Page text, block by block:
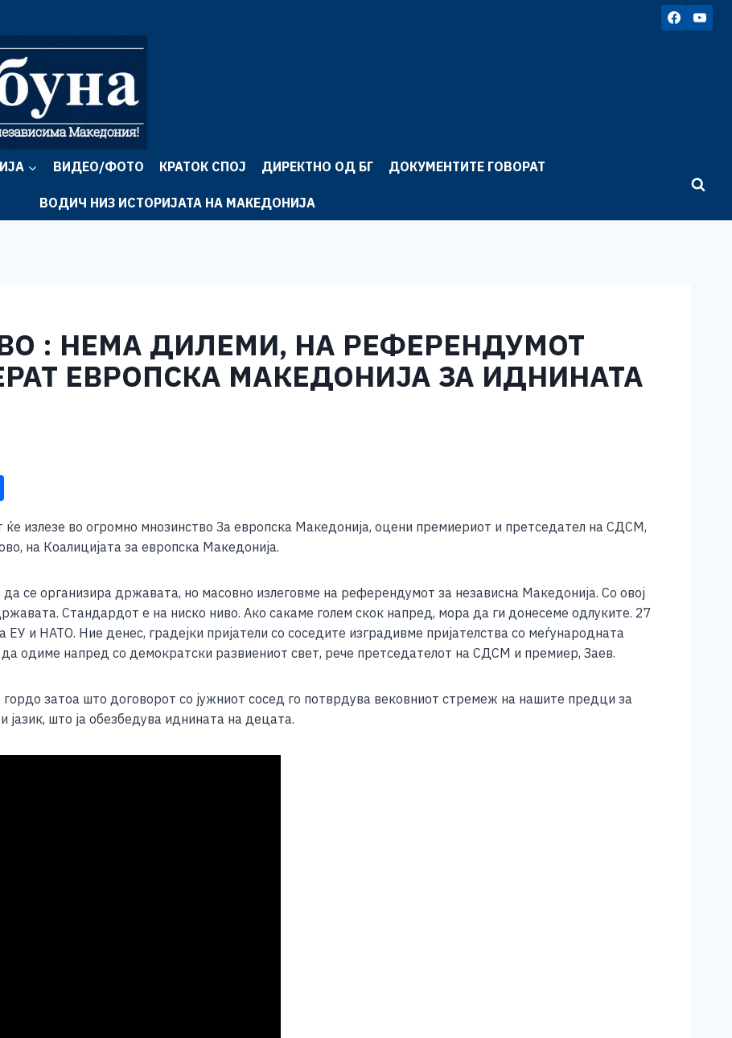
ВИДЕО/ФОТО КРАТОК СПОЈ ДИРЕКТНО ОД БГ ДОКУМЕНТИТЕ ГОВОРАТ
ВОДИЧ НИЗ ИСТОРИЈАТА НА МАКЕДОНИЈА
: НЕМА ДИЛЕМИ, НА РЕФЕРЕНДУМОТ
ЕВРОПСКА МАКЕДОНИЈА ЗА ИДНИНАТА
h
arизлезе во огромно мнозинство За европска Македонија, оцени премиериот и претседател на СДСМ,
на Коалицијата за европска Македонија.
се организира државата, но масовно излеговме на референдумот за независна Македонија. Со овој
Стандардот е на ниско ниво. Ако сакаме голем скок напред, мора да ги донесеме одлуките. 27
ЕУ и НАТО. Ние денес, градејки пријатели со соседите изградивме пријателства со меѓународната
одиме напред со демократски развиениот свет, рече претседателот на СДСМ и премиер, Заев.
гордо затоа што договорот со јужниот сосед го потврдува вековниот стремеж на нашите предци за
што ја обезбедува иднината на децата.